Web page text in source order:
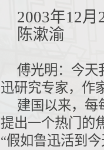
2003年12
陈漱渝
傅光明：今天
迅研究专家，作
建国以来，每
提出一个热门的
“假如鲁迅活到